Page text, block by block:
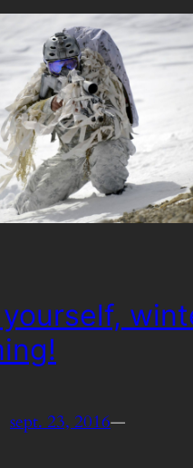
sept. 23, 2016—